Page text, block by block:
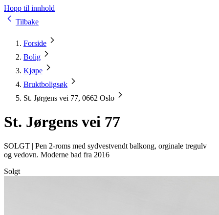
Hopp til innhold
Tilbake
Forside
Bolig
Kjøpe
Bruktboligsøk
St. Jørgens vei 77, 0662 Oslo
St. Jørgens vei 77
SOLGT | Pen 2-roms med sydvestvendt balkong, orginale tregulv
og vedovn. Moderne bad fra 2016
Solgt